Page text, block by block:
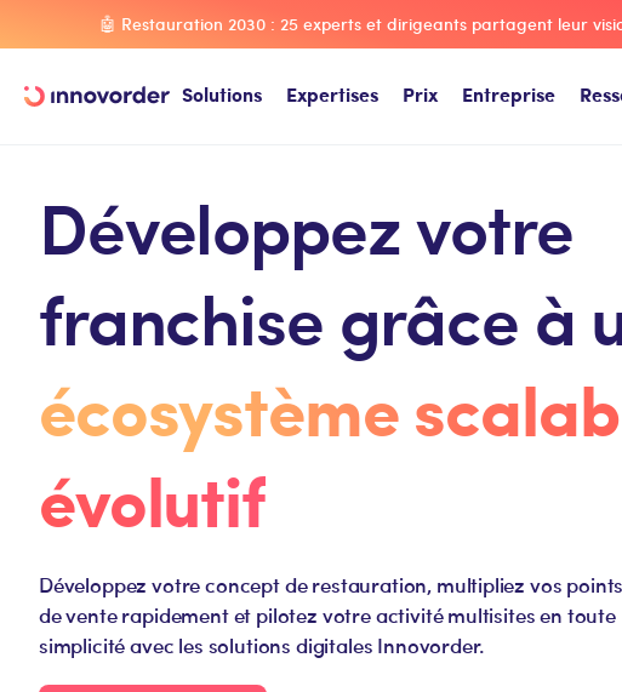
🤖 Restauration 2030 : 25 experts et dirigeants partagent leur
Solutions Expertises Prix Entreprise
Développez votre
franchise grâce à
écosystème
évolutif
Développez votre concept de restauration, multipliez vos points
de vente rapidement et pilotez votre activité multisites en toute
simplicité avec les solutions digitales Innovorder.